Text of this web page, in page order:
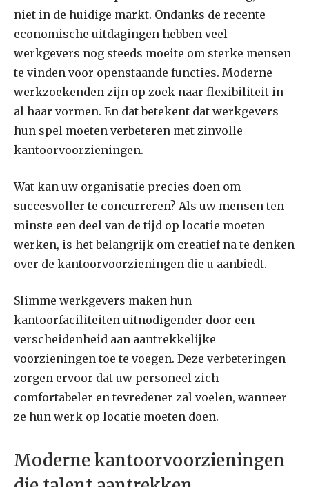
niet in de huidige markt. Ondanks de recente
economische uitdagingen hebben veel
werkgevers nog steeds moeite om sterke mensen
te vinden voor openstaande functies. Moderne
werkzoekenden zijn op zoek naar flexibiliteit in
al haar vormen. En dat betekent dat werkgevers
hun spel moeten verbeteren met zinvolle
kantoorvoorzieningen.
Wat kan uw organisatie precies doen om
succesvoller te concurreren? Als uw mensen ten
minste een deel van de tijd op locatie moeten
werken, is het belangrijk om creatief na te denken
over de kantoorvoorzieningen die u aanbiedt.
Slimme werkgevers maken hun
kantoorfaciliteiten uitnodigender door een
verscheidenheid aan aantrekkelijke
voorzieningen toe te voegen. Deze verbeteringen
zorgen ervoor dat uw personeel zich
comfortabeler en tevredener zal voelen, wanneer
ze hun werk op locatie moeten doen.
Moderne kantoorvoorzieningen